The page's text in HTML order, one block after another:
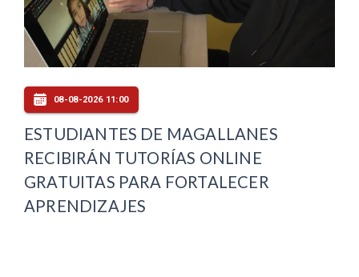
08-08-2026 11:00
ESTUDIANTES DE MAGALLANES
RECIBIRÁN TUTORÍAS ONLINE
GRATUITAS PARA FORTALECER
APRENDIZAJES